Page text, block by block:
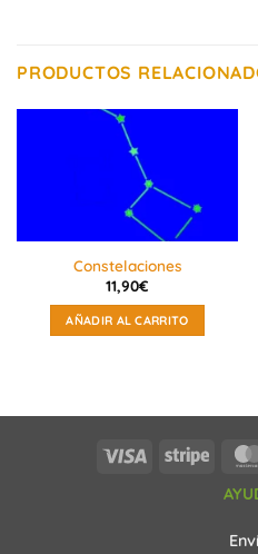
PRODUCTOS
Constelaciones
11,90€
AÑADIR AL CARRITO
Visa Stripe